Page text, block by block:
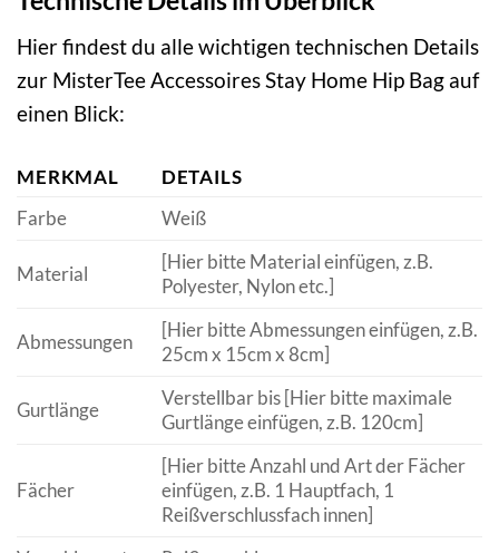
Hier findest du alle wichtigen technischen Details
zur MisterTee Accessoires Stay Home Hip Bag auf
einen Blick:
MERKMAL
DETAILS
Farbe
Weiß
Material
[Hier bitte Material einfügen, z.B.
Polyester, Nylon etc.]
Abmessungen
[Hier bitte Abmessungen einfügen, z.B.
25cm x 15cm x 8cm]
Gurtlänge
Verstellbar bis [Hier bitte maximale
Gurtlänge einfügen, z.B. 120cm]
Fächer
[Hier bitte Anzahl und Art der Fächer
einfügen, z.B. 1 Hauptfach, 1
Reißverschlussfach innen]